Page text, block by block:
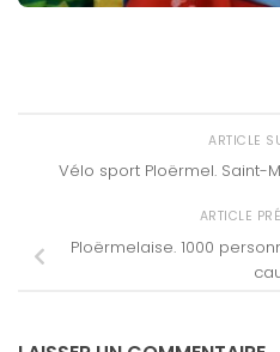
ARTICLE
Vélo sport Ploërmel. Saint-
ARTICLE
Ploërmelaise. 1000